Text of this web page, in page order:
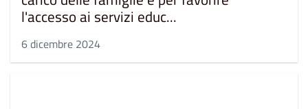
l'accesso ai servizi educ...
6 dicembre 2024